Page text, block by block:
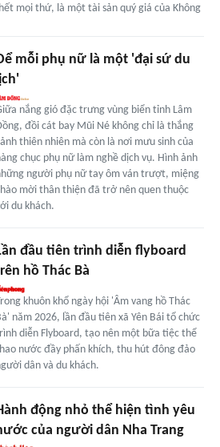
mọi thứ, là một tài sản quý giá của Không
mỗi phụ nữ là một 'đại sứ du
nắng gió đặc trưng vùng biển tỉnh Lâm
đồi cát bay Mũi Né không chỉ là thắng
thiên nhiên mà còn là nơi mưu sinh của
chục phụ nữ làm nghề dịch vụ. Hình ảnh
người phụ nữ tay ôm ván trượt, miệng
mời thân thiện đã trở nên quen thuộc
du khách.
đầu tiên trình diễn flyboard
hồ Thác Bà
khuôn khổ ngày hội 'Âm vang hồ Thác
năm 2026, lần đầu tiên xã Yên Bái tổ chức
diễn Flyboard, tạo nên một bữa tiệc thể
nước đầy phấn khích, thu hút đông đảo
dân và du khách.
động nhỏ thể hiện tình yêu
của người dân Nha Trang